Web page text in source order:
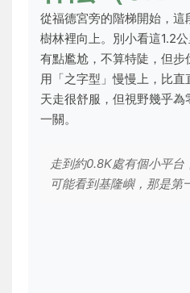
從福德宮旁的階梯開始，
樹林裡向上。別小看這1.2
有點尷尬，不算特陡，但
用「之字型」慢慢上，比
天走很舒服，但視野幾乎
一關。
走到約0.8K處有個小平台
可能看到基隆嶼，那是第